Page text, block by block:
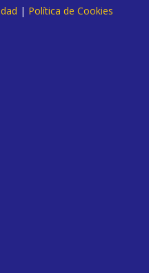
| Política de Cookies